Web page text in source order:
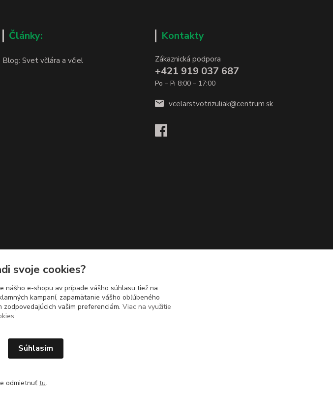
Články:
Blog: Svet včlára a včiel
Kontakty
Zákaznická podpora
+421 919 037 687
Po – Pi 8:00 – 17:00
vcelarstvotrizuliak@centrum.sk
svoje cookies?
nášho e-shopu av prípade vášho súhlasu tiež na
kampaní, zapamätanie vášho obľúbeného
vašim preferenciám. Viac na využitie
Súhlasím
odmietnuť tu.